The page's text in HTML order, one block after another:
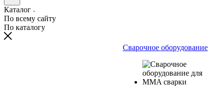
Каталог
По всему сайту
По каталогу
Сварочное оборудование